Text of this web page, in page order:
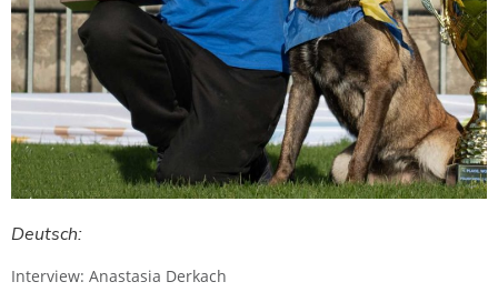
Deutsch:
Interview: Anastasia Derkach